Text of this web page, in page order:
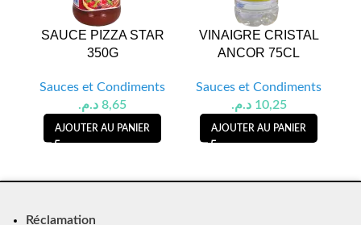
SAUCE PIZZA STAR
350G
Sauces et Condiments
8,65 د.م.
AJOUTER AU PANIER
VINAIGRE CRISTAL
ANCOR 75CL
Sauces et Condiments
10,25 د.م.
AJOUTER AU PANIER
Réclamation